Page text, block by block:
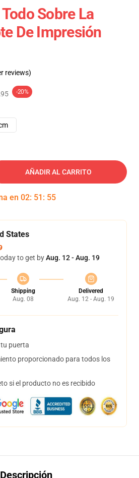
Sobre La
De Impresión
reviews)
-20%
AÑADIR AL CARRITO
en 02: 51 : 54
States
to get byAug. 12 - Aug. 19
Shipping
Aug. 08
Delivered
Aug. 12 - Aug. 19
puerta
proporcionado para todos los
si el producto no es recibido
Descripción